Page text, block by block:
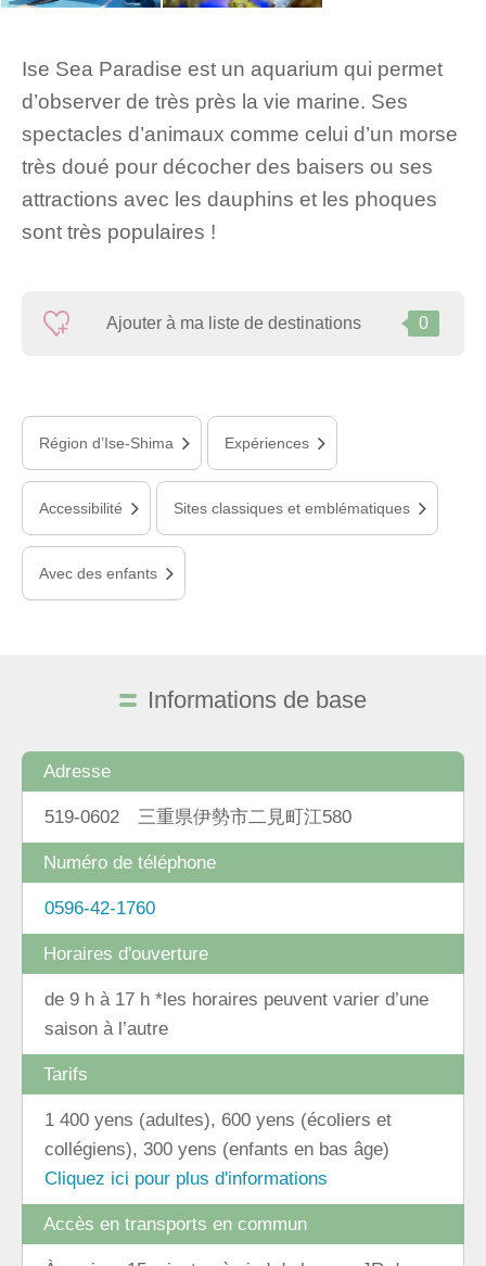
Ise Sea Paradise est un aquarium qui permet
d’observer de très près la vie marine. Ses
spectacles d’animaux comme celui d’un morse
très doué pour décocher des baisers ou ses
attractions avec les dauphins et les phoques
sont très populaires !
Ajouter à ma liste de destinations 0
Région d’Ise-Shima Expériences
Accessibilité Sites classiques et emblématiques
Avec des enfants
Informations de base
Adresse
519-0602 三重県伊勢市二見町江580
Numéro de téléphone
0596-42-1760
Horaires d'ouverture
de 9 h à 17 h *les horaires peuvent varier d’une
saison à l’autre
Tarifs
1 400 yens (adultes), 600 yens (écoliers et
collégiens), 300 yens (enfants en bas âge)
Cliquez ici pour plus d'informations
Accès en transports en commun